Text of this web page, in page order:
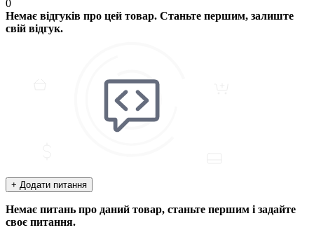
0
Немає відгуків про цей товар. Станьте першим, залиште
свій відгук.
+ Додати питання
Немає питань про даний товар, станьте першим і задайте
своє питання.